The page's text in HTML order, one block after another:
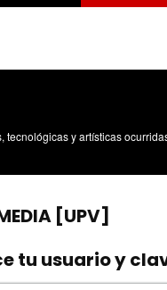
y artísticas